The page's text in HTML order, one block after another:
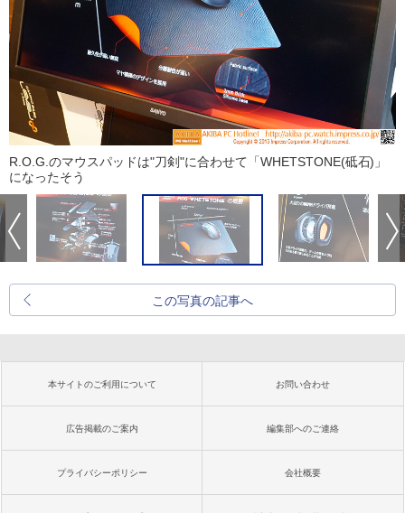
R.O.G.のマウスパッドは"刀剣"に合わせて「WHETSTONE(砥石)」
になったそう
この写真の記事へ
本サイトのご利用について お問い合わせ
広告掲載のご案内 編集部へのご連絡
プライバシーポリシー 会社概要